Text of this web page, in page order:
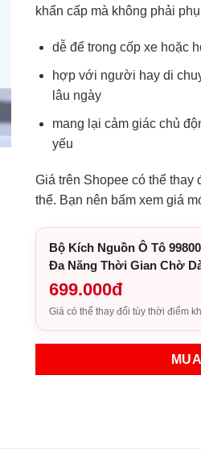
khẩn cấp mà không phải
dễ để trong cốp xe hoặc
hợp với người hay di
lâu ngày
mang lại cảm giác chủ
yếu
Giá trên Shopee có thể thay
thể. Bạn nên bấm xem giá
Bộ Kích Nguồn Ô Tô
Đa Năng Thời Gian Chờ
699.000đ
Giá có thể thay đổi tùy thời điểm